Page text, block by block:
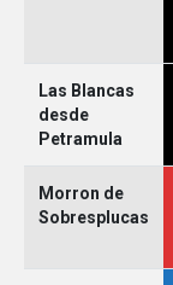
Las Blancas
desde
Petramula
Morron de
Sobresplucas